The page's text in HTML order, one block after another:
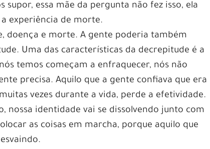
supor, essa mãe da pergunta não fez isso, ela
experiência de morte.
doença e morte. A gente poderia também
Uma das características da decrepitude é a
temos começam a enfraquecer, nós não
precisa. Aquilo que a gente confiava que era
vezes durante a vida, perde a efetividade.
nossa identidade vai se dissolvendo junto com
as coisas em marcha, porque aquilo que